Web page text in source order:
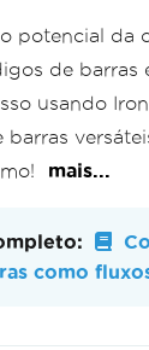
potencial da
de barras
usando
mais...
como